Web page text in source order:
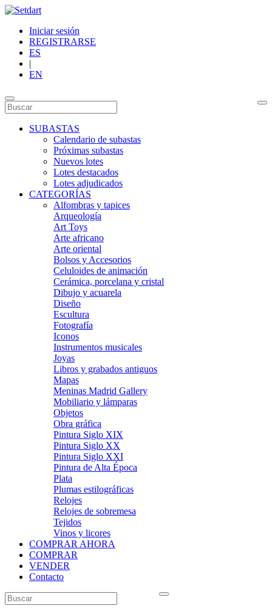
Iniciar sesión
REGISTRARSE
ES
|
EN
SUBASTAS
Calendario de subastas
Próximas subastas
Nuevos lotes
Lotes destacados
Lotes adjudicados
CATEGORÍAS
Alfombras y tapices
Arqueología
Art Toys
Arte africano
Arte oriental
Bolsos y Accesorios
Celuloides de animación
Cerámica, porcelana y cristal
Dibujo y acuarela
Diseño
Escultura
Fotografía
Iconos
Instrumentos musicales
Joyas
Libros y grabados antiguos
Mapas
Meninas Madrid Gallery
Mobiliario y lámparas
Objetos
Obra gráfica
Pintura Siglo XIX
Pintura Siglo XX
Pintura Siglo XXI
Pintura de Alta Época
Plata
Plumas estilográficas
Relojes
Relojes de sobremesa
Tejidos
Vinos y licores
COMPRAR AHORA
COMPRAR
VENDER
Contacto